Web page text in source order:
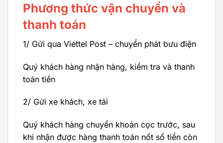
Phương thức vận chuyển và
thanh toán
1/ Gửi qua Viettel Post – chuyển phát bưu điện
Quý khách hàng nhận hàng, kiểm tra và thanh
toán tiền
2/ Gửi xe khách, xe tải
Quý khách hàng chuyển khoản cọc trước, sau
khi nhận được hàng thanh toán nốt số tiền còn